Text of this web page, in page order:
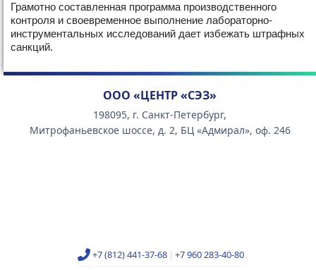
Грамотно составленная программа производственного
контроля и своевременное выполнение лабораторно-
инструментальных исследований дает избежать штрафных
санкций.
ООО «ЦЕНТР «СЭЗ»
198095, г. Санкт-Петербург,
Митрофаньевское шоссе, д. 2, БЦ «Адмирал», оф. 246
+7 (812) 441-37-68 | +7 960 283-40-80